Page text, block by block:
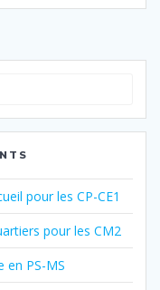
pour les CP-CE1
pour les CM2
en PS-MS